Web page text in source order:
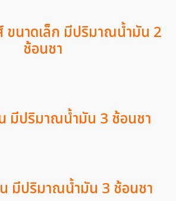
ขนาดเล็ก มีปริมาณน้ำมัน 2
ช้อนชา
มีปริมาณน้ำมัน 3 ช้อนชา
มีปริมาณน้ำมัน 3 ช้อนชา